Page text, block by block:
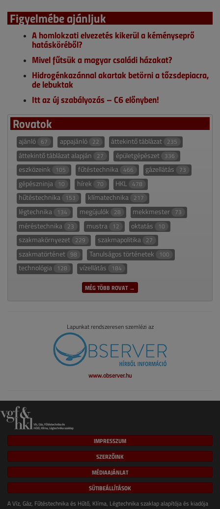
Figyelmébe ajánljuk
A homlokzati elvezetés kikerül a kéményseprő
hatásköréből?
Mivel fűtsük a magyar családi házakat?
Hidrogénkazánnal akartak betörni a tőzsdepiacra,
de lebuktak
Itt az új szabályozás – C6 előnyben!
Rovatok
ajánló 67 appajánló 22 áttekintő táblázat 235
áttekintő táblázat alapján 27 épületgépészet 336
eszközeink 105 fűtéstechnika 466 gázellátás 73
gépészninja 10 hírek 70 HKL 478
hűtéstechnika 153 klímatechnika 217
légtechnika 134 megújulók 28 mekkmester 73
méréstechnika 23 mustra 12 oktatás 10
szakmakörnyezet 229 szakmapolitika 27
szakmatörténet 98 Tanulságos történetek 100
technológia 128 vízellátás 184
MÉG TÖBB ROVAT →
Lapunkat rendszeresen szemlézi az
www.observer.hu
IMPRESSZUM
SZERZŐINK
MÉDIAAJÁNLAT
SÜTIBEÁLLÍTÁSOK
A Víz, Gáz, Fűtéstechnika és Hűtő, Klíma, Légtechnika szaklap alapítója és kiadója